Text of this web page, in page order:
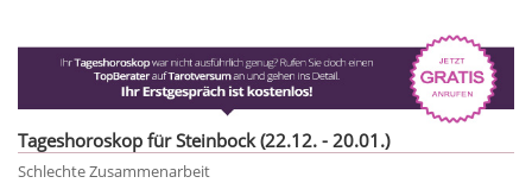
Tageshoroskop für Steinbock (22.12. - 20.01.)
Schlechte Zusammenarbeit